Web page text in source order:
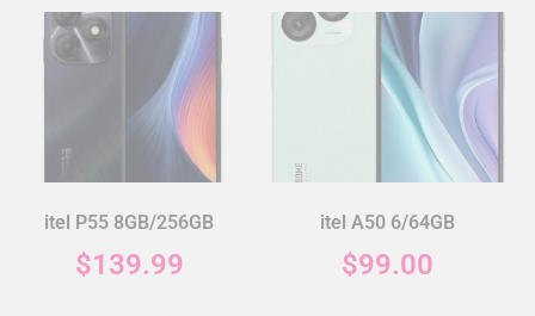
itel P55 8GB/256GB
$139.99
itel A50 6/64GB
$99.00